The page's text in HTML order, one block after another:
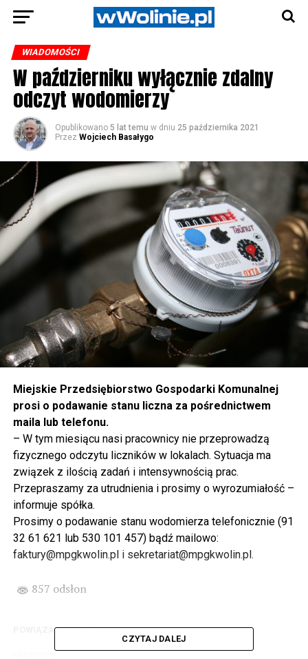
WIADOMOŚCI
W październiku wyłącznie zdalny
odczyt wodomierzy
Opublikowano 5 lat temu w dniu 25 października 2021
Przez Wojciech Basałygo
Miejskie Przedsiębiorstwo Gospodarki Komunalnej
prosi o podawanie stanu liczna za pośrednictwem
maila lub telefonu.
– W tym miesiącu nasi pracownicy nie przeprowadzą
fizycznego odczytu liczników w lokalach. Sytuacja ma
związek z ilością zadań i intensywnością prac.
Przepraszamy za utrudnienia i prosimy o wyrozumiałość –
informuje spółka.
Prosimy o podawanie stanu wodomierza telefonicznie (91
32 61 621 lub 530 101 457) bądź mailowo:
faktury@mpgkwolin.pl i sekretariat@mpgkwolin.pl.
857 odsłon
POWIĄZANE TEMATY: WOLIN
CZYTAJ DALEJ